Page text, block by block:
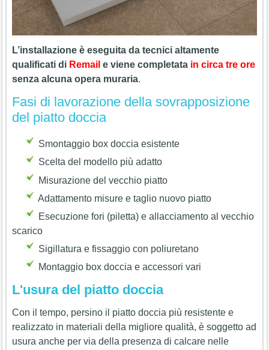
L’installazione è eseguita da tecnici altamente
qualificati di Remail e viene completata in circa tre ore
senza alcuna opera muraria.
Fasi di lavorazione della sovrapposizione
del piatto doccia
Smontaggio box doccia esistente
Scelta del modello più adatto
Misurazione del vecchio piatto
Adattamento misure e taglio nuovo piatto
Esecuzione fori (piletta) e allacciamento al vecchio
scarico
Sigillatura e fissaggio con poliuretano
Montaggio box doccia e accessori vari
L'usura del piatto doccia
Con il tempo, persino il piatto doccia più resistente e
realizzato in materiali della migliore qualità, è soggetto ad
usura anche per via della presenza di calcare nelle